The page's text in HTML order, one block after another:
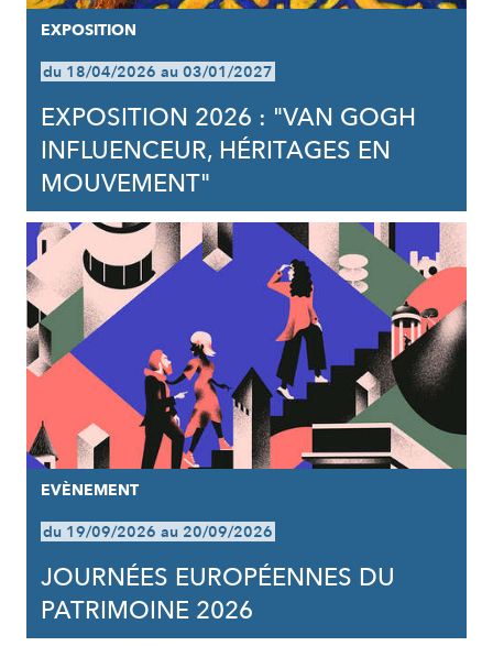
EXPOSITION
du 18/04/2026 au 03/01/2027
EXPOSITION 2026 : "VAN GOGH
INFLUENCEUR, HÉRITAGES EN
MOUVEMENT"
EVÈNEMENT
du 19/09/2026 au 20/09/2026
JOURNÉES EUROPÉENNES DU
PATRIMOINE 2026